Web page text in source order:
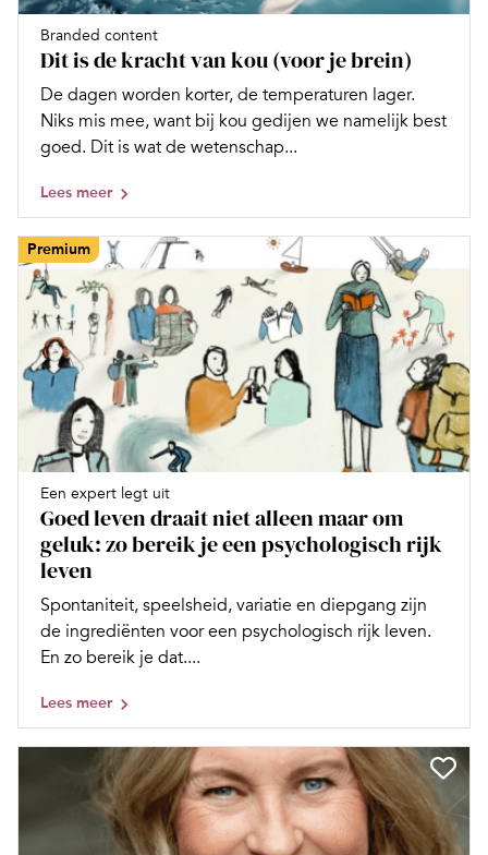
Branded content
Dit is de kracht van kou (voor je brein)
De dagen worden korter, de temperaturen lager.
Niks mis mee, want bij kou gedijen we namelijk best
goed. Dit is wat de wetenschap...
Lees meer
Premium
Een expert legt uit
Goed leven draait niet alleen maar om
geluk: zo bereik je een psychologisch rijk
leven
Spontaniteit, speelsheid, variatie en diepgang zijn
de ingrediënten voor een psychologisch rijk leven.
En zo bereik je dat....
Lees meer